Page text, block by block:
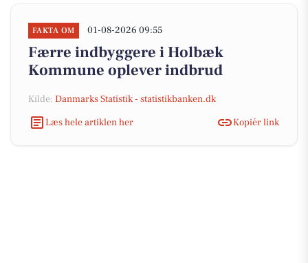
FAKTA OM 01-08-2026 09:55
Færre indbyggere i Holbæk
Kommune oplever indbrud
Kilde: Danmarks Statistik - statistikbanken.dk
Læs hele artiklen her
Kopiér link